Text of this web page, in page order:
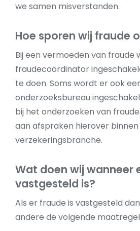
we samen misverstanden.
Hoe sporen wij fraude
Bij een vermoeden van fraude
fraudecoördinator
te doen. Soms wordt er ook
onderzoeksbureau
bij het onderzoeken van
aan afspraken hierover binnen
verzekeringsbranche.
Wat doen wij wanneer
vastgesteld is?
Als er fraude is vastgesteld
andere de volgende